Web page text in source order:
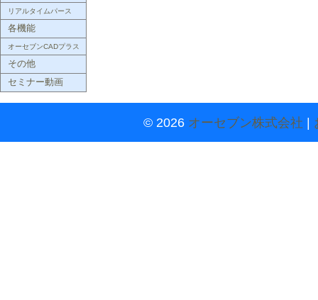
リアルタイムパース
各機能
オーセブンCADプラス
その他
セミナー動画
© 2026 オーセブン株式会社